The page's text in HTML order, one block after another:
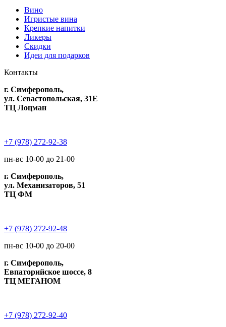
Вино
Игристые вина
Крепкие напитки
Ликеры
Скидки
Идеи для подарков
Контакты
г. Симферополь,
ул. Севастопольская, 31Е
ТЦ Лоцман
+7 (978) 272-92-38
пн-вс 10-00 до 21-00
г. Симферополь,
ул. Механизаторов, 51
ТЦ ФМ
+7 (978) 272-92-48
пн-вс 10-00 до 20-00
г. Симферополь,
Евпаторийское шоссе, 8
ТЦ МЕГАНОМ
+7 (978) 272-92-40